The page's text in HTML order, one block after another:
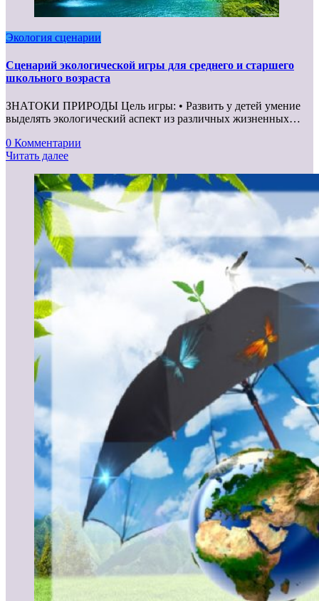
Экология сценарии
Сценарий экологической игры для среднего и старшего
школьного возраста
ЗНАТОКИ ПРИРОДЫ Цель игры: • Развить у детей умение
выделять экологический аспект из различных жизненных…
0 Комментарии
Читать далее